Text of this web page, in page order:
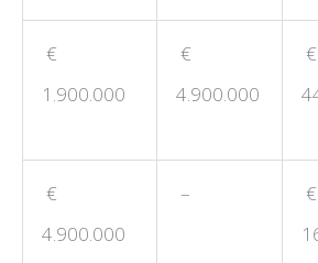
€
1.900.000
€
4.900.000
€
€
4.900.000
–
€